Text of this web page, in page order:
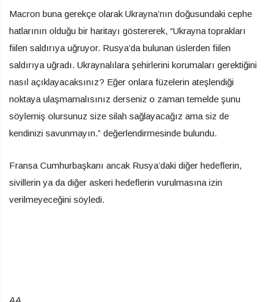
Macron buna gerekçe olarak Ukrayna’nın doğusundaki cephe
hatlarının olduğu bir haritayı göstererek, “Ukrayna toprakları
fiilen saldırıya uğruyor. Rusya’da bulunan üslerden fiilen
saldırıya uğradı. Ukraynalılara şehirlerini korumaları gerektiğini
nasıl açıklayacaksınız? Eğer onlara füzelerin ateşlendiği
noktaya ulaşmamalısınız derseniz o zaman temelde şunu
söylemiş olursunuz size silah sağlayacağız ama siz de
kendinizi savunmayın.” değerlendirmesinde bulundu.
Fransa Cumhurbaşkanı ancak Rusya’daki diğer hedeflerin,
sivillerin ya da diğer askeri hedeflerin vurulmasına izin
verilmeyeceğini söyledi.
AA